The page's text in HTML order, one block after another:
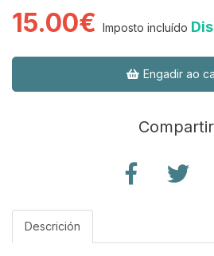
15.00€ Imposto incluído
Engadir ao
Descrición